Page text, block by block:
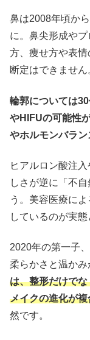
鼻は2008年頃か
に。鼻尖形成や
方、痩せ方や表
断定はできません
輪郭については
やHIFUの可能性
やホルモンバラ
ヒアルロン酸注
しさが逆に「不
う。美容医療に
しているのが実態
2020年の第一子
柔らかさと温かみ
は、整形だけで
メイクの進化が
然です。